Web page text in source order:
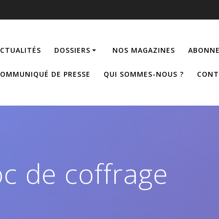
DOSSIERS NOS MAGAZINES
DE PRESSE QUI SOMMES-NOUS ?
de coffrage